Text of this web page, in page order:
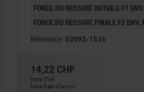
FORCE DU RESSORT INITIALE F1
FORCE DU RESSORT FINALE F2
Référence: 03093-1516
14,22 CHF
hors TVA
hors frais d’envoi